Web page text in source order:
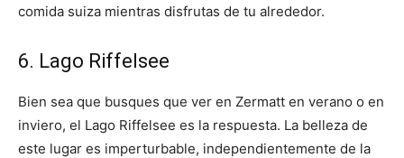
comida suiza mientras disfrutas de tu alrededor.
6. Lago Riffelsee
Bien sea que busques que ver en Zermatt en verano o en
inviero, el Lago Riffelsee es la respuesta. La belleza de
este lugar es imperturbable, independientemente de la